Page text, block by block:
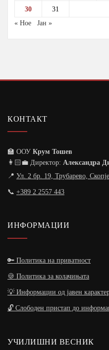
30
31
« Ное
Јан »
КОНТАКТ
🏫 ООУ Крум Тошев
👩🏻‍💼 Директор: Александра
📍 Ул. 2 бр. 19, Трубарево, Скопје
📞 +389 2 2557 443
ИНФОРМАЦИИ
🔑 Политика на приватност
🍪 Политика за колачињата
💡 Информации од јавен
🔓 Слободен пристап до
УЧИЛИШНИ ВЕСНИК